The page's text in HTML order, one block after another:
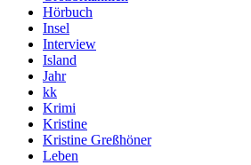
Hörbuch
Insel
Interview
Island
Jahr
kk
Krimi
Kristine
Kristine Greßhöner
Leben